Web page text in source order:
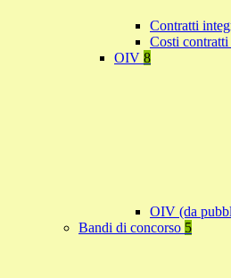
Contratti
Costi
OIV 8
OIV (da
Bandi di concorso 5